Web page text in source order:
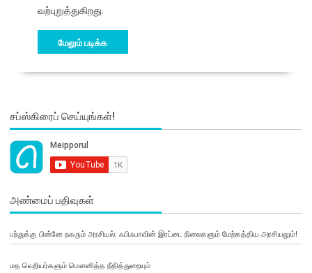
வற்புறுத்துகிறது.
மேலும் படிக்க
சப்ஸ்கிரைப் செய்யுங்கள்!
அண்மைப் பதிவுகள்
பந்துக்கு பின்னே நகரும் அரசியல்: ஃபிஃபாவின் இரட்டை நிலைகளும் மேற்கத்திய அரசியலும்!
மத வெறியர்களும் மௌனித்த நீதித்துறையும்